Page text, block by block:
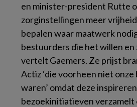
en minister-president Rutte
zorginstellingen meer
bepalen waar maatwerk nodig
bestuurders die het willen en
vertelt Gaemers. Ze prijst
Actiz ‘die voorheen niet
waren’ omdat deze
bezoekinitiatieven verzamelt